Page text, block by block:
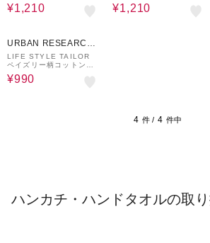
¥1,210 ¥1,210
URBAN RESEARCH
ware house
LIFE STYLE TAILOR
ペイズリー柄コットンハ
ンカチ
¥990
4 件 / 4 件中
ハンカチ・ハンドタオルの取